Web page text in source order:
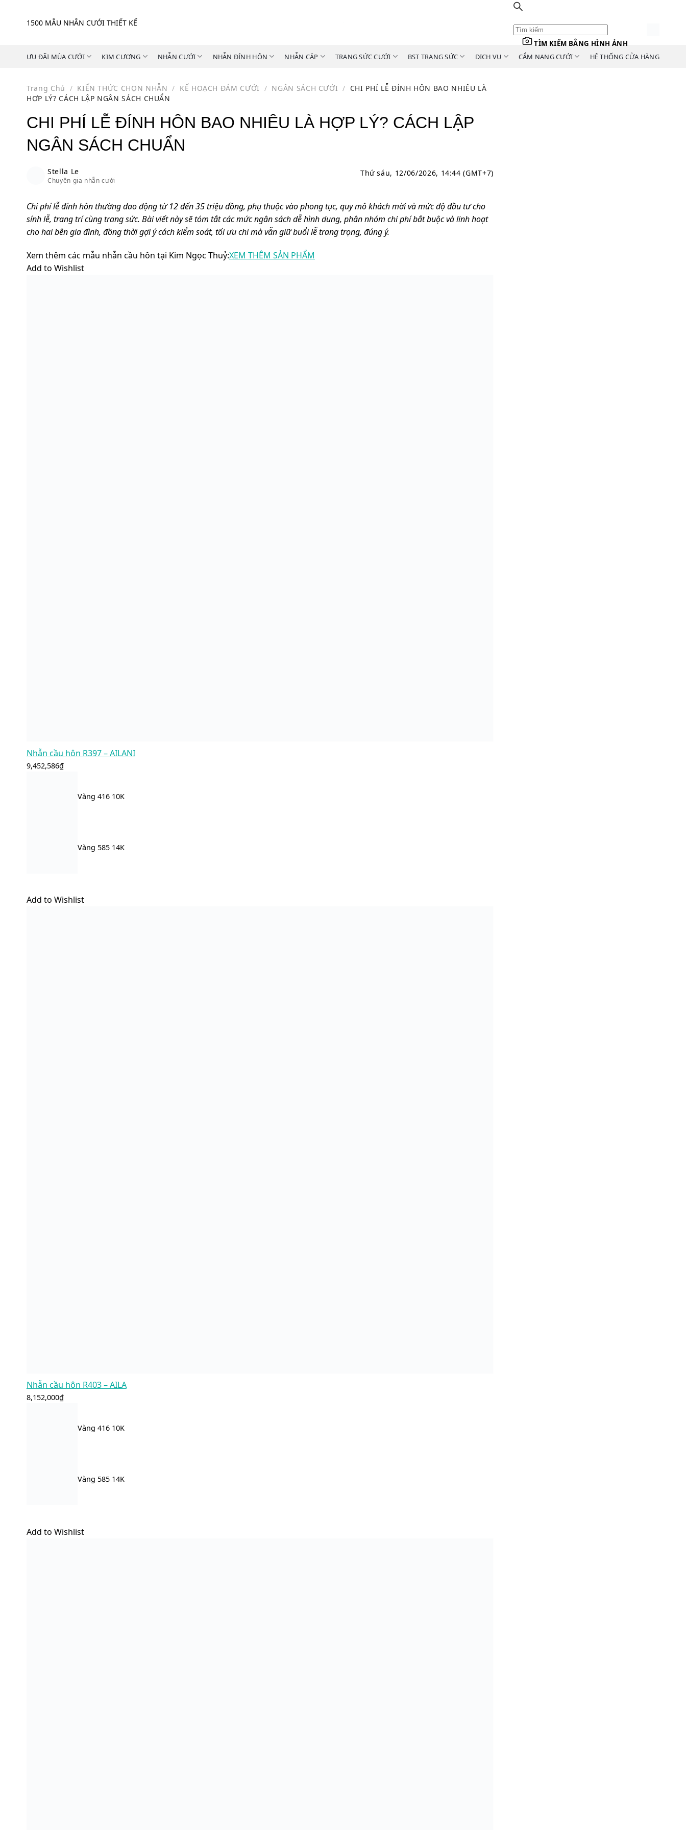
1500 MẪU NHẪN CƯỚI THIẾT KẾ
TÌM KIẾM BẰNG HÌNH ẢNH
ƯU ĐÃI MÙA CƯỚI
KIM CƯƠNG NHẪN CƯỚI NHẪN ĐÍNH HÔN NHẪN CẶP TRANG SỨC CƯỚI BST TRANG SỨC DỊCH VỤ CẨM NANG CƯỚI HỆ THỐNG CỬA HÀNG
Trang Chủ / KIẾN THỨC CHỌN NHẪN / KẾ HOẠCH ĐÁM CƯỚI / NGÂN SÁCH CƯỚI / CHI PHÍ LỄ ĐÍNH HÔN BAO NHIÊU LÀ
HỢP LÝ? CÁCH LẬP NGÂN SÁCH CHUẨN
CHI PHÍ LỄ ĐÍNH HÔN BAO NHIÊU LÀ HỢP LÝ? CÁCH LẬP
NGÂN SÁCH CHUẨN
Stella Le
Chuyên gia nhẫn cưới
Thứ sáu, 12/06/2026, 14:44 (GMT+7)
Chi phí lễ đính hôn thường dao động từ 12 đến 35 triệu đồng, phụ thuộc vào phong tục, quy mô khách mời và mức độ đầu tư cho
sính lễ, trang trí cùng trang sức. Bài viết này sẽ tóm tắt các mức ngân sách dễ hình dung, phân nhóm chi phí bắt buộc và linh hoạt
cho hai bên gia đình, đồng thời gợi ý cách kiểm soát, tối ưu chi mà vẫn giữ buổi lễ trang trọng, đúng ý.
Xem thêm các mẫu nhẫn cầu hôn tại Kim Ngọc Thuỷ:XEM THÊM SẢN PHẨM
Add to Wishlist
Nhẫn cầu hôn R397 – AILANI
9,452,586₫
Vàng 416 10K
Vàng 585 14K
Add to Wishlist
Nhẫn cầu hôn R403 – AILA
8,152,000₫
Vàng 416 10K
Vàng 585 14K
Add to Wishlist